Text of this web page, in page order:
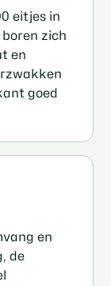
eitjes in
zich
en
goed
en
de